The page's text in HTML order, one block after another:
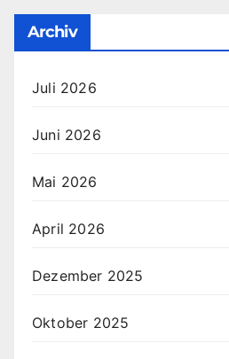
Archiv
Juli 2026
Juni 2026
Mai 2026
April 2026
Dezember 2025
Oktober 2025